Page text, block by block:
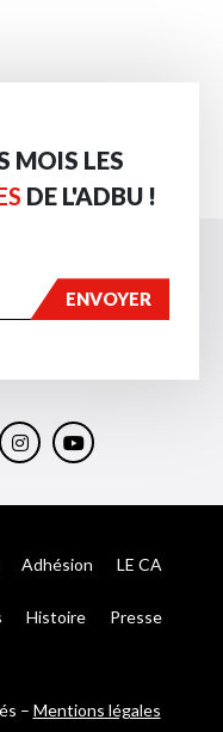
MOIS LES
DE L'ADBU !
Adhésion LE CA
Histoire Presse
– Mentions légales